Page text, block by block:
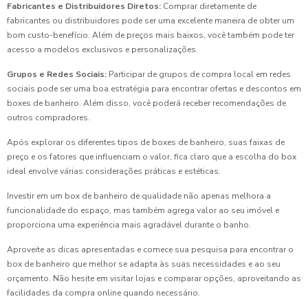
Fabricantes e Distribuidores Diretos: Comprar diretamente de
fabricantes ou distribuidores pode ser uma excelente maneira de obter um
bom custo-benefício. Além de preços mais baixos, você também pode ter
acesso a modelos exclusivos e personalizações.
Grupos e Redes Sociais: Participar de grupos de compra local em redes
sociais pode ser uma boa estratégia para encontrar ofertas e descontos em
boxes de banheiro. Além disso, você poderá receber recomendações de
outros compradores.
Após explorar os diferentes tipos de boxes de banheiro, suas faixas de
preço e os fatores que influenciam o valor, fica claro que a escolha do box
ideal envolve várias considerações práticas e estéticas.
Investir em um box de banheiro de qualidade não apenas melhora a
funcionalidade do espaço, mas também agrega valor ao seu imóvel e
proporciona uma experiência mais agradável durante o banho.
Aproveite as dicas apresentadas e comece sua pesquisa para encontrar o
box de banheiro que melhor se adapta às suas necessidades e ao seu
orçamento. Não hesite em visitar lojas e comparar opções, aproveitando as
facilidades da compra online quando necessário.